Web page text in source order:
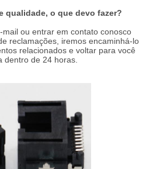
qualidade, o que devo fazer?
ou entrar em contato conosco
reclamações, iremos encaminhá-lo
relacionados e voltar para você
dentro de 24 horas.